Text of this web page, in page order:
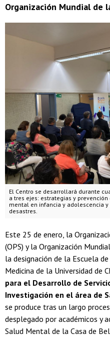
Organización Mundial de
El Centro se desarrollará durante
a tres ejes: estrategias y
mental en infancia y adolescencia
desastres.
Este 25 de enero, la
(OPS) y la Organización
la designación de la Escuela
Medicina de la Universidad de
para el Desarrollo de
Investigación en el área de
se produce tras un largo
desplegado por académicos y
Salud Mental de la Casa de